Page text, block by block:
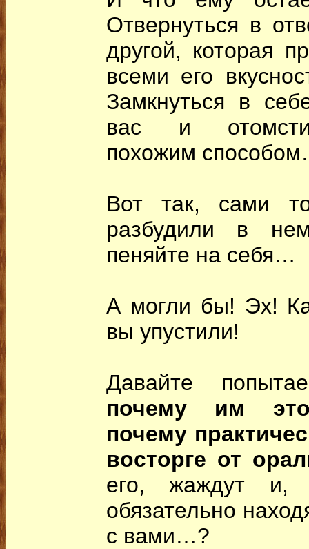
Отвернуться в
другой, которая
всеми его
Замкнуться в
вас и
похожим
Вот так, сами
разбудили в
пеняйте на себя…
А могли бы! Эх!
вы упустили!
Давайте
почему им
почему
восторге от
его, жаждут и,
обязательно
с вами…?